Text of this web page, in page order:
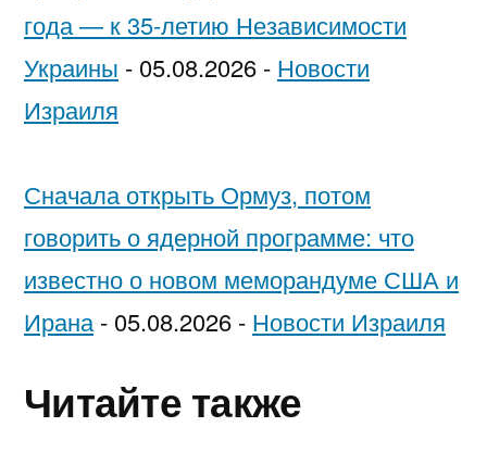
года — к 35-летию Независимости
Украины - 05.08.2026 - Новости
Израиля
Сначала открыть Ормуз, потом
говорить о ядерной программе: что
известно о новом меморандуме США и
Ирана - 05.08.2026 - Новости Израиля
Читайте также